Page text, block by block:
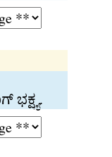
ಭಕ್ಷ್ಯ.